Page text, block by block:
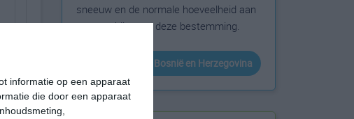
informatie op een apparaat
die door een apparaat
sneeuw en de normale hoeveelheid aan
zonneschijn voor deze bestemming.
klimaatinfo van Bosnië en Herzegovina